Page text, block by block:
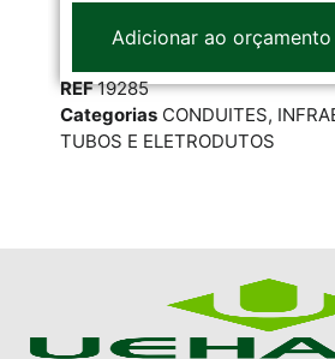
Adicionar ao orçamento
REF19285
Categorias CONDUITES,
TUBOS E ELETRODUTOS